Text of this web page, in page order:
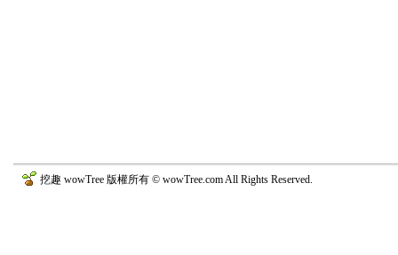
挖趣 wowTree 版權所有 © wowTree.com All Rights Reserved.